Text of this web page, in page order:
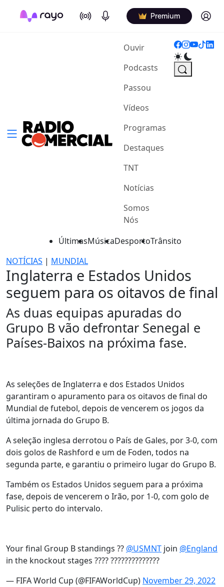
On Air Podcasts Premium Log in
Ouvir(current)
Podcasts
Passou
Vídeos
Programas
Destaques
TNT
Notícias
Somos
Nós
ÚltimasMúsicaDesportoTrânsito
NOTÍCIAS | MUNDIAL
Inglaterra e Estados Unidos
seguem para os oitavos de final
As duas equipas apuradas do
Grupo B vão defrontar Senegal e
Países-Baixos na próxima fase.
As seleções de Inglaterra e dos Estados Unidos
garantiram o apuramento para os oitavos de final do
Mundial de futebol, depois de vencerem os jogos da
última jornada do Grupo B.
A seleção inglesa derrotou o País de Gales, por 3-0, com
dois golos de Rashford e um de Foden, todos na
segunda parte, e garantiu o primeiro lugar do Grupo B.
Também os Estados Unidos seguem para a próxima
fase, depois de vencerem o Irão, por 1-0, com golo de
Pulisic perto do intervalo.
Your final Group B standings ?? @USMNT join @England
in the knockout stages ???? ??????????????
— FIFA World Cup (@FIFAWorldCup) November 29, 2022